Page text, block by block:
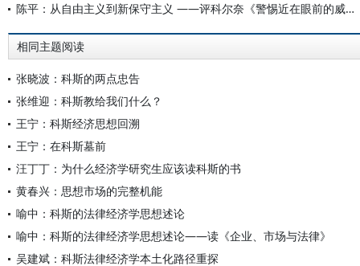
陈平：从自由主义到新保守主义 ——评科尔奈《警惕近在眼前的威胁》
相同主题阅读
张晓波：科斯的两点忠告
张维迎：科斯教给我们什么？
王宁：科斯经济思想回溯
王宁：在科斯墓前
汪丁丁：为什么经济学研究生应该读科斯的书
黄春兴：思想市场的完整机能
喻中：科斯的法律经济学思想述论
喻中：科斯的法律经济学思想述论——读《企业、市场与法律》
吴建斌：科斯法律经济学本土化路径重探